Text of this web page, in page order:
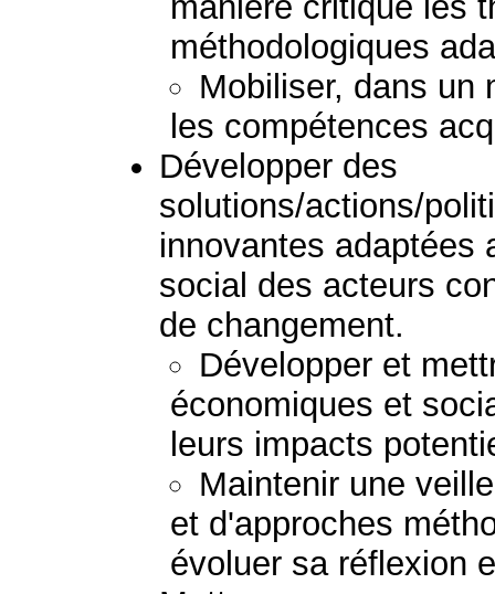
méthodologiques
Mobiliser, dans un
les compétences
Développer des
solutions/actions/
innovantes adaptées
social des acteurs
de changement.
Développer et
économiques et
leurs impacts
Maintenir une
et d'approches
évoluer sa réflexion